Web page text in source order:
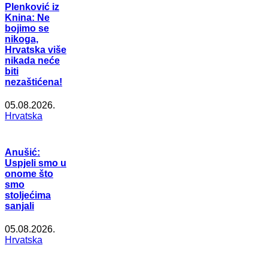
Plenković iz
Knina: Ne
bojimo se
nikoga,
Hrvatska više
nikada neće
biti
nezaštićena!
05.08.2026.
Hrvatska
Anušić:
Uspjeli smo u
onome što
smo
stoljećima
sanjali
05.08.2026.
Hrvatska